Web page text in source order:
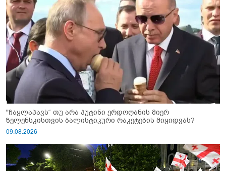
"ჩაყლაპავს“ თუ არა პუტინი ერდოღანის მიერ
ზელენსკისთვის ბალისტიკური რაკეტების მიყიდვას?
09.08.2026